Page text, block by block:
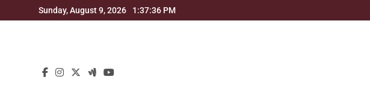
to
Sunday, August 9, 2026 1:37:37 PM